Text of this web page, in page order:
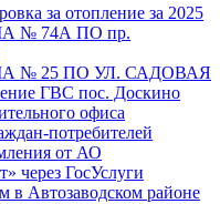
за отопление за 2025
№ 74А ПО пр.
№ 25 ПО УЛ. САДОВАЯ
ГВС пос. Доскино
офиса
потребителей
от АО
через ГосУслуги
Автозаводском районе